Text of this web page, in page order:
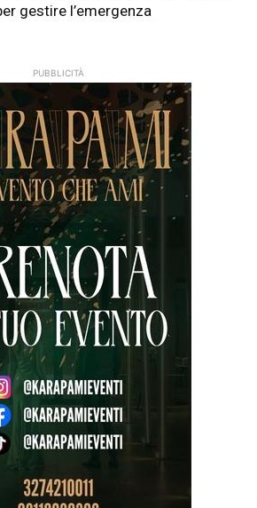
gestire l’emergenza
PUBBLICITÀ